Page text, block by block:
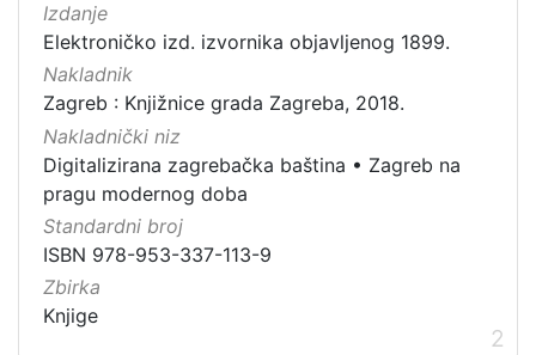
Izdanje
Elektroničko izd. izvornika objavljenog 1899.
Nakladnik
Zagreb : Knjižnice grada Zagreba, 2018.
Nakladnički niz
Digitalizirana zagrebačka baština • Zagreb na
pragu modernog doba
Standardni broj
ISBN 978-953-337-113-9
Zbirka
Knjige
2